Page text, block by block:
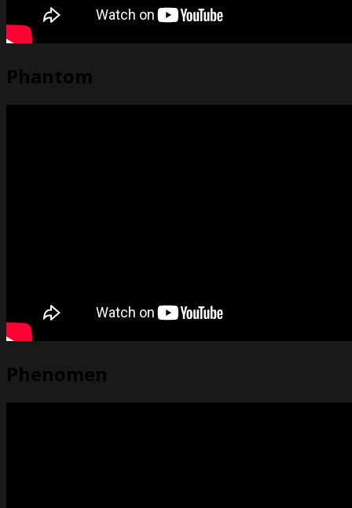
Phantom
Phenomen